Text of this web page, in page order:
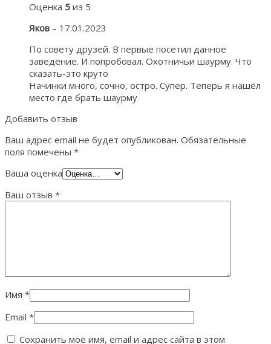
Оценка 5 из 5
Яков – 17.01.2023
По совету друзей. В первые посетил данное
заведение. И попробовал. Охотничьи шаурму. Что
сказать-это круто
Начинки много, сочно, остро. Супер. Теперь я нашёл
место где брать шаурму
Добавить отзыв
Ваш адрес email не будет опубликован. Обязательные
поля помечены *
Ваша оценка
Ваш отзыв *
Имя *
Email *
Сохранить моё имя, email и адрес сайта в этом